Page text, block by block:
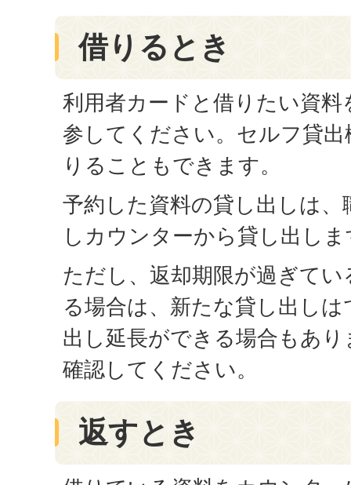
借りるとき
利用者カードと借りたい資
参してください。セルフ貸
りることもできます。
予約した資料の貸し出しは
しカウンターから貸し出し
ただし、返却期限が過ぎて
る場合は、新たな貸し出し
出し延長ができる場合もあ
確認してください。
返すとき